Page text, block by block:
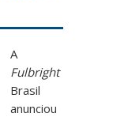
A
Fulbright
Brasil
anunciou